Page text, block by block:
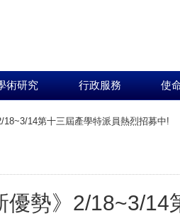
術研究 行政服務 使
18~3/14第十三屆產學特派員熱烈招募中!
優勢》2/18~3/14